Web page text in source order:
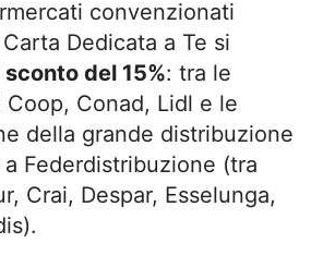
convenzionati
Dedicata a Te si
sconto del 15%: tra le
Conad, Lidl e le
della grande distribuzione
Federdistribuzione (tra
Crai, Despar, Esselunga,